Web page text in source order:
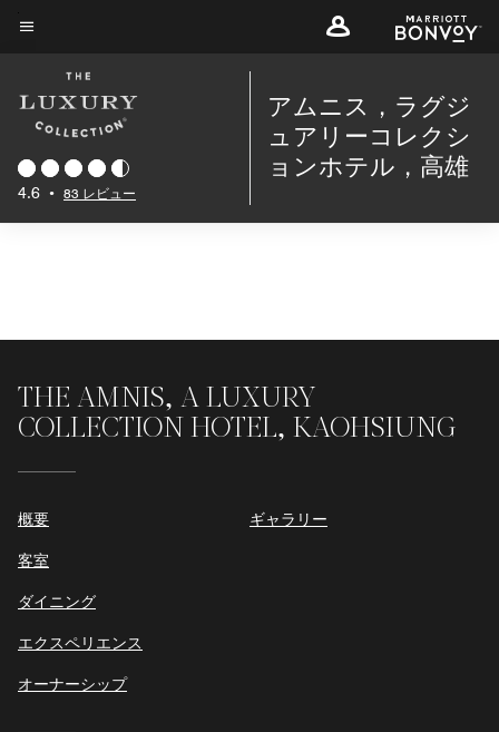
Skip
content
4.6 • 83 レビュー
アムニス，ラグジ
ュアリーコレクシ
ョンホテル，高雄
THE AMNIS, A LUXURY
COLLECTION HOTEL, KAOHSIUNG
概要
客室
ダイニング
エクスペリエンス
オーナーシップ
ギャラリー